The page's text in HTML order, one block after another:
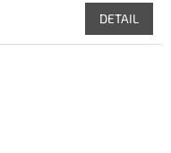
DETAIL